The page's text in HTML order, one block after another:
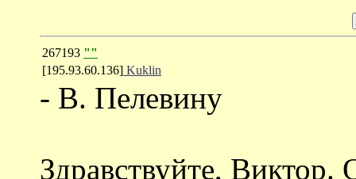
267193 ""
[195.93.60.136] Kuklin
- В. Пелевину
Здравствуйте, Виктор.